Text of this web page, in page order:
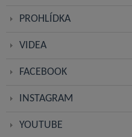
PROHLÍDKA
VIDEA
FACEBOOK
INSTAGRAM
YOUTUBE